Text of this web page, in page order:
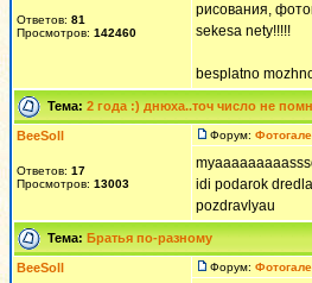
Ответов: 81
Просмотров: 142460
рисования,
sekesa nety!!!!!
besplatno
Тема: 2 года :) днюха..точ число не
BeeSoll
Ответов: 17
Просмотров: 13003
Форум:
idi podarok
pozdravlyau
Тема: Братья по-разному
BeeSoll Форум: